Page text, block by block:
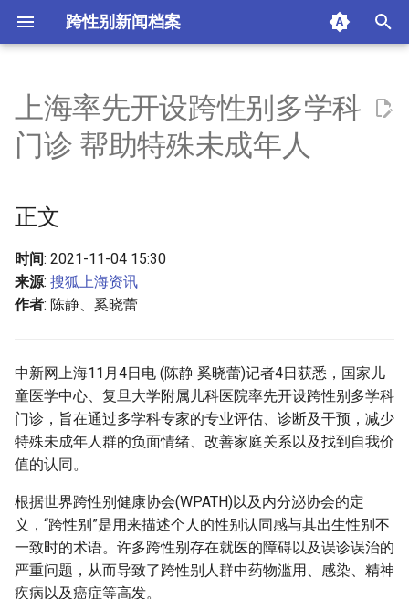
跨性别新闻档案
t
a
l
i
n
s
a
c
正文
附加信息 [Processed Page
上海率先开设跨性别多学科
门诊 帮助特殊未成年人
正文
时间: 2021-11-04 15:30
来源: 搜狐上海资讯
作者: 陈静、奚晓蕾
中新网上海11月4日电 (陈静 奚晓蕾)记者4日获悉，国家儿
童医学中心、复旦大学附属儿科医院率先开设跨性别多学科
门诊，旨在通过多学科专家的专业评估、诊断及干预，减少
特殊未成年人群的负面情绪、改善家庭关系以及找到自我价
值的认同。
根据世界跨性别健康协会(WPATH)以及内分泌协会的定
义，“跨性别”是用来描述个人的性别认同感与其出生性别不
一致时的术语。许多跨性别存在就医的障碍以及误诊误治的
严重问题，从而导致了跨性别人群中药物滥用、感染、精神
疾病以及癌症等高发。